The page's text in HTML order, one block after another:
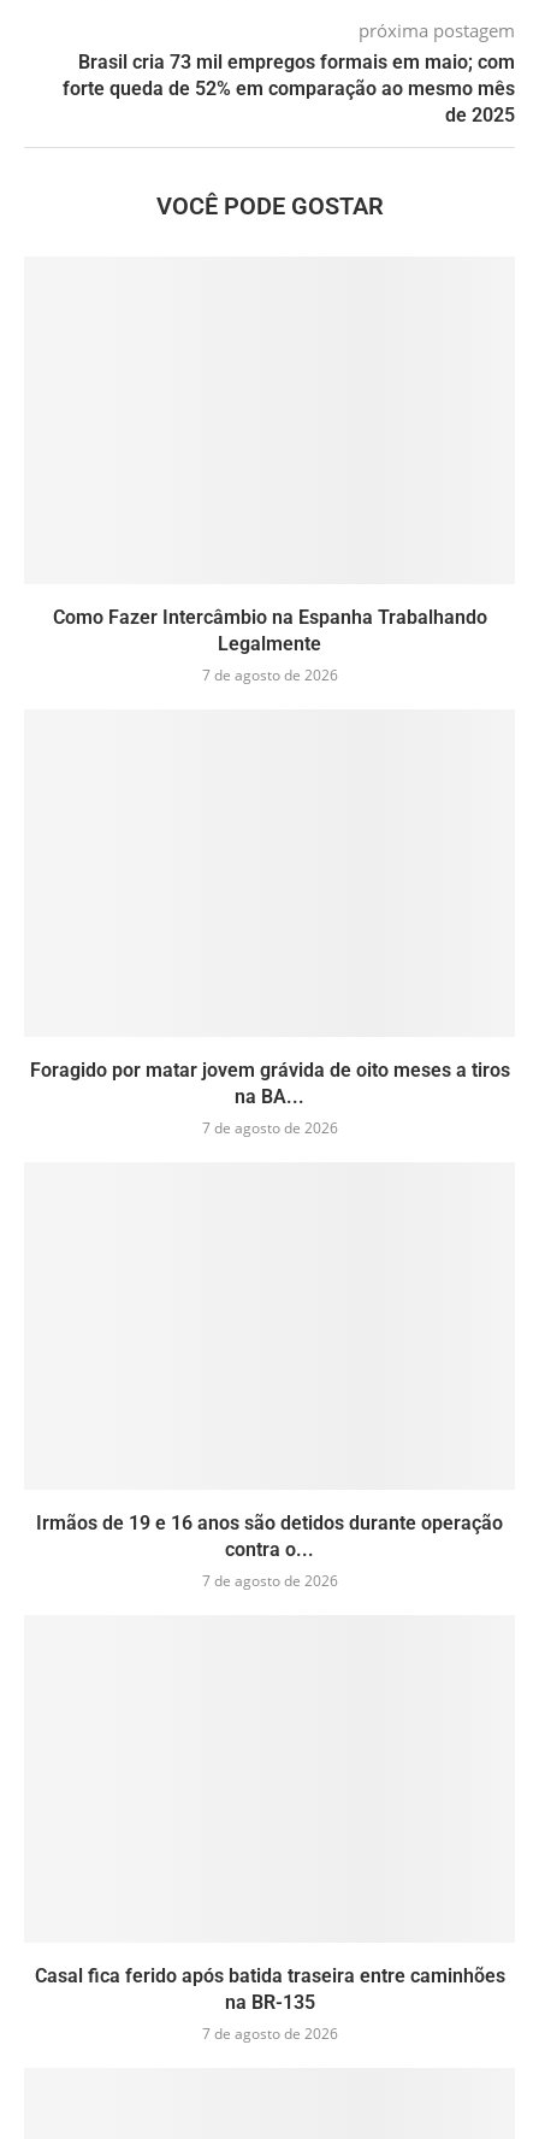
próxima postagem
Brasil cria 73 mil empregos formais em maio; com
forte queda de 52% em comparação ao mesmo mês
de 2025
VOCÊ PODE GOSTAR
Como Fazer Intercâmbio na Espanha Trabalhando
Legalmente
7 de agosto de 2026
Foragido por matar jovem grávida de oito meses a tiros
na BA...
7 de agosto de 2026
Irmãos de 19 e 16 anos são detidos durante operação
contra o...
7 de agosto de 2026
Casal fica ferido após batida traseira entre caminhões
na BR-135
7 de agosto de 2026